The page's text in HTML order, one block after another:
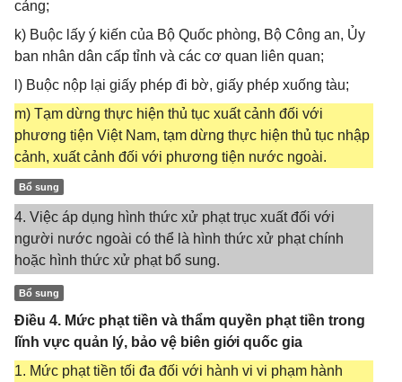
cảng;
k) Buộc lấy ý kiến của Bộ Quốc phòng, Bộ Công an, Ủy
ban nhân dân cấp tỉnh và các cơ quan liên quan;
l) Buộc nộp lại giấy phép đi bờ, giấy phép xuống tàu;
m) Tạm dừng thực hiện thủ tục xuất cảnh đối với
phương tiện Việt Nam, tạm dừng thực hiện thủ tục nhập
cảnh, xuất cảnh đối với phương tiện nước ngoài.
Bổ sung
4. Việc áp dụng hình thức xử phạt trục xuất đối với
người nước ngoài có thể là hình thức xử phạt chính
hoặc hình thức xử phạt bổ sung.
Bổ sung
Điều 4. Mức phạt tiền và thẩm quyền phạt tiền trong
lĩnh vực quản lý, bảo vệ biên giới quốc gia
1. Mức phạt tiền tối đa đối với hành vi vi phạm hành